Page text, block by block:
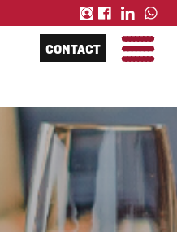
CONTACT